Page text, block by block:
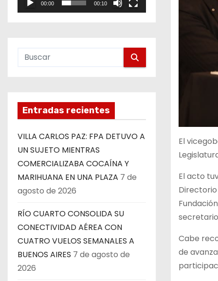
00:00 00:10
Entradas recientes
VILLA CARLOS PAZ: FPA DETUVO A
UN SUJETO MIENTRAS
COMERCIALIZABA COCAÍNA Y
MARIHUANA EN UNA PLAZA 7 de
agosto de 2026
RÍO CUARTO CONSOLIDA SU
CONECTIVIDAD AÉREA CON
CUATRO VUELOS SEMANALES A
BUENOS AIRES 7 de agosto de
2026
El
El acto
Cabe
de